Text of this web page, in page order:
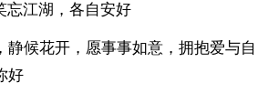
忘江湖，各自安好
候花开，愿事事如意，拥抱爱与自
好